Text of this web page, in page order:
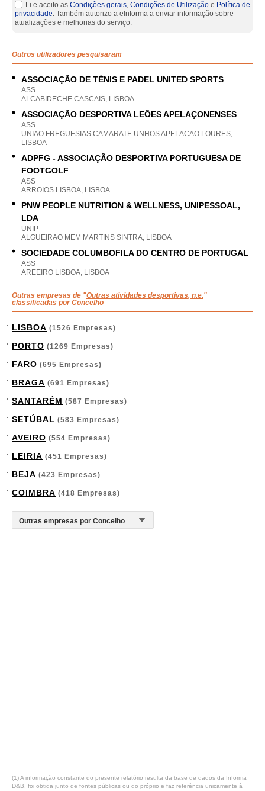
Li e aceito as Condições gerais, Condições de Utilização e Política de
privacidade. Também autorizo a eInforma a enviar informação sobre
atualizações e melhorias do serviço.
Outros utilizadores pesquisaram
ASSOCIAÇÃO DE TÉNIS E PADEL UNITED SPORTS
ASS
ALCABIDECHE CASCAIS, LISBOA
ASSOCIAÇÃO DESPORTIVA LEÕES APELAÇONENSES
ASS
UNIAO FREGUESIAS CAMARATE UNHOS APELACAO LOURES,
LISBOA
ADPFG - ASSOCIAÇÃO DESPORTIVA PORTUGUESA DE
FOOTGOLF
ASS
ARROIOS LISBOA, LISBOA
PNW PEOPLE NUTRITION & WELLNESS, UNIPESSOAL,
LDA
UNIP
ALGUEIRAO MEM MARTINS SINTRA, LISBOA
SOCIEDADE COLUMBOFILA DO CENTRO DE PORTUGAL
ASS
AREEIRO LISBOA, LISBOA
Outras empresas de "Outras atividades desportivas, n.e."
classificadas por Concelho
LISBOA (1526 Empresas)
PORTO (1269 Empresas)
FARO (695 Empresas)
BRAGA (691 Empresas)
SANTARÉM (587 Empresas)
SETÚBAL (583 Empresas)
AVEIRO (554 Empresas)
LEIRIA (451 Empresas)
BEJA (423 Empresas)
COIMBRA (418 Empresas)
(1) A informação constante do presente relatório resulta da base de dados da Informa
D&B, foi obtida junto de fontes públicas ou do próprio e faz referência unicamente à